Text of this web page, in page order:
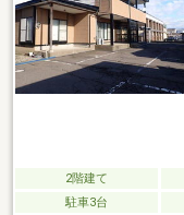
2階建て
駐車3台